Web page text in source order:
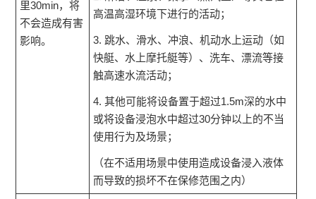
里30min，将
不会造成有害
影响。
高温高湿环境下进行的活动；
3. 跳水、滑水、冲浪、机动水上运动（如
快艇、水上摩托艇等）、洗车、漂流等接
触高速水流活动；
4. 其他可能将设备置于超过1.5m深的水中
或将设备浸泡水中超过30分钟以上的不当
使用行为及场景；
（在不适用场景中使用造成设备浸入液体
而导致的损坏不在保修范围之内）